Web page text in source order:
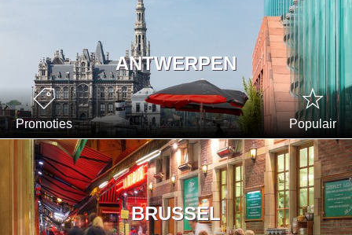
ANTWERPEN
Promoties Populair
BRUSSEL